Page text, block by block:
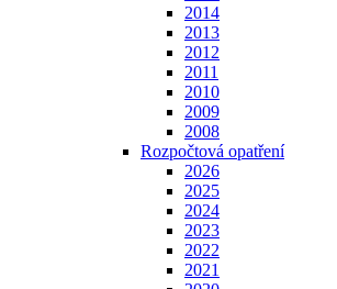
2014
2013
2012
2011
2010
2009
2008
Rozpočtová opatření
2026
2025
2024
2023
2022
2021